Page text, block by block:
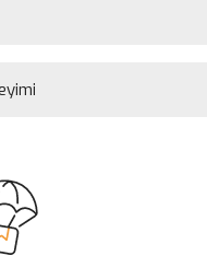
noktaları öneri formunu
bozuk veya
eksik bilgiler bulunuyor.
hatalar bulunuyor.